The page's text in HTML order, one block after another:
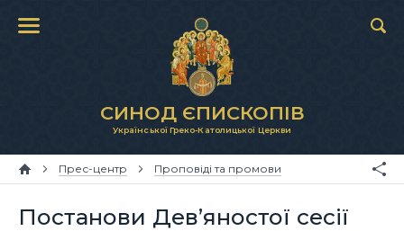
СИНОД ЄПИСКОПІВ
Української Греко-Католицької Церкви
Прес-центр Проповіді та промови
Постанови Дев’яностої сесії